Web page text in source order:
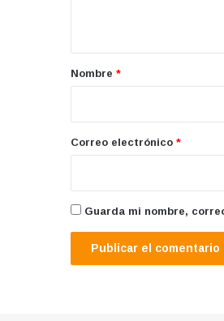
r
*
Nombre *
Correo electrónico *
Guarda mi nombre,